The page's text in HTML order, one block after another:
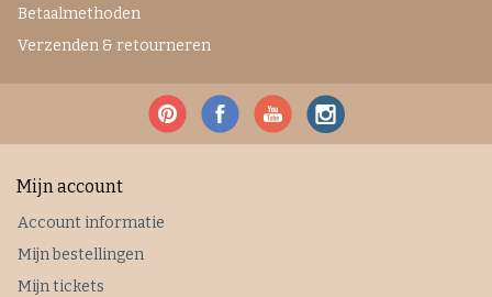
Betaalmethoden
Verzenden & retourneren
Mijn account
Account informatie
Mijn bestellingen
Mijn tickets